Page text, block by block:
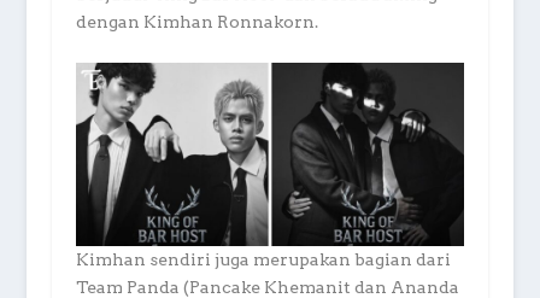
dengan Kimhan Ronnakorn.
Kimhan sendiri juga merupakan bagian dari
Team Panda (Pancake Khemanit dan Ananda